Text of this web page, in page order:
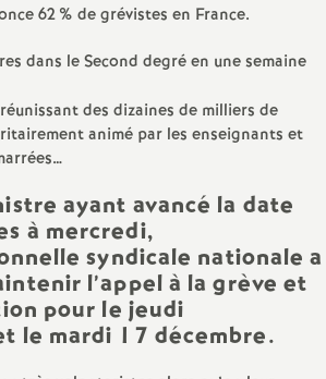
a
l
d
e
s
E
62% de grévistes en France.
dans le Second degré en une semaine
des dizaines de milliers de
animé par les enseignants et
ayant avancé la date
à mercredi,
syndicale nationale a
l’appel à la grève et
pour le jeudi
le mardi 17 décembre.